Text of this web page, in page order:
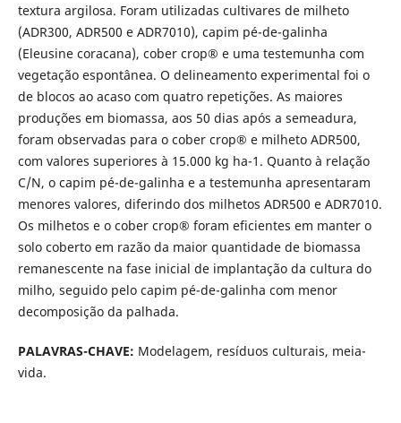
textura argilosa. Foram utilizadas cultivares de milheto
(ADR300, ADR500 e ADR7010), capim pé-de-galinha
(Eleusine coracana), cober crop® e uma testemunha com
vegetação espontânea. O delineamento experimental foi o
de blocos ao acaso com quatro repetições. As maiores
produções em biomassa, aos 50 dias após a semeadura,
foram observadas para o cober crop® e milheto ADR500,
com valores superiores à 15.000 kg ha-1. Quanto à relação
C/N, o capim pé-de-galinha e a testemunha apresentaram
menores valores, diferindo dos milhetos ADR500 e ADR7010.
Os milhetos e o cober crop® foram eficientes em manter o
solo coberto em razão da maior quantidade de biomassa
remanescente na fase inicial de implantação da cultura do
milho, seguido pelo capim pé-de-galinha com menor
decomposição da palhada.
PALAVRAS-CHAVE: Modelagem, resíduos culturais, meia-
vida.